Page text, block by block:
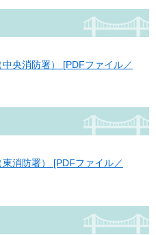
央消防署） [PDFファイル／
消防署） [PDFファイル／